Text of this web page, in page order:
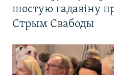
шостую гадавіну
Стрым Свабоды